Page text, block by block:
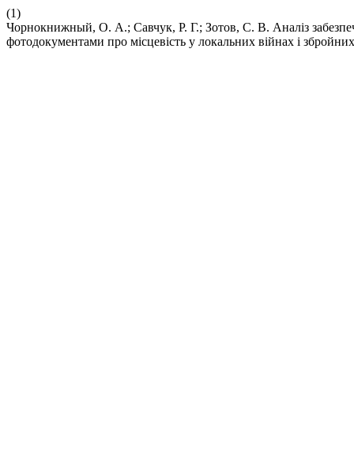
(1)
Чорнокнижный, О. А.; Савчук, Р. Г.; Зотов, С. В. Аналіз
фотодокументами про місцевість у локальних війнах і